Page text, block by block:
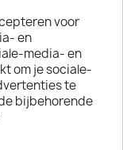
voor
en
media- en
om je sociale-
te
bijbehorende